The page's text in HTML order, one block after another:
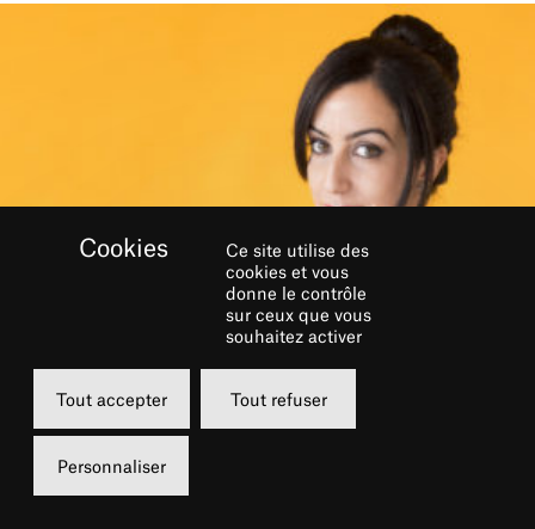
Faïza Guène est remarquée à 19 ans pour son
Ce site utilise des
cookies et vous
donne le contrôle
sur ceux que vous
souhaitez activer
Tout accepter Tout refuser
Personnaliser